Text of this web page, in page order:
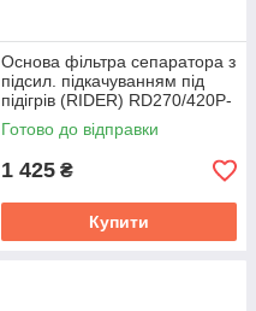
Основа фільтра сепаратора з
підсил. підкачуванням під
підігрів (RIDER) RD270/420P-
02
Готово до відправки
1 425 ₴
Купити